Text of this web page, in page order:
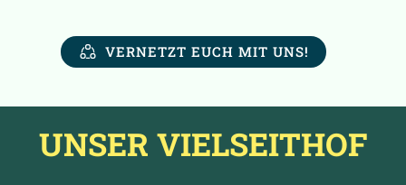
VERNETZT EUCH MIT UNS!
UNSER VIELSEITHOF